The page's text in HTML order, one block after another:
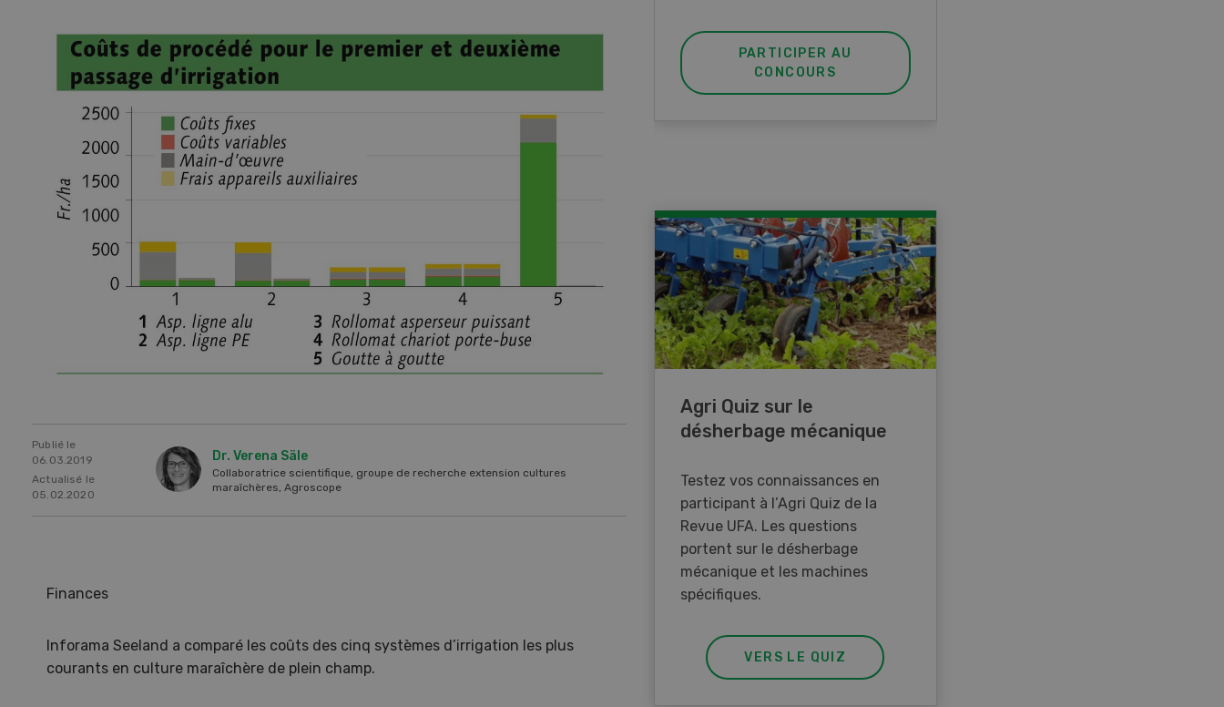
Publié le
06.03.2019
Actualisé le
05.02.2020
Dr. Verena Säle
Collaboratrice scientifique, groupe de recherche extension cultures
maraîchères, Agroscope
Finances
Inforama Seeland a comparé les coûts des cinq systèmes d’irrigation les plus
courants en culture maraîchère de plein champ.
PARTICIPER AU
CONCOURS
Agri Quiz sur le
désherbage mécanique
Testez vos connaissances en
participant à l’Agri Quiz de la
Revue UFA. Les questions
portent sur le désherbage
mécanique et les machines
spécifiques.
VERS LE QUIZ